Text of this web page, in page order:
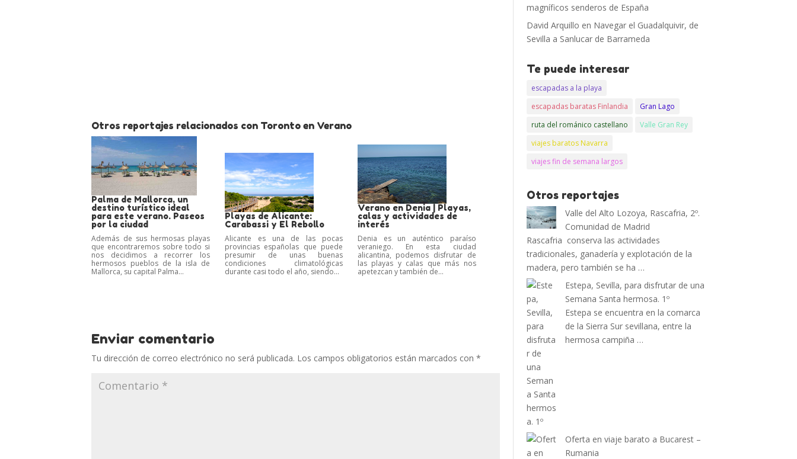
Otros reportajes relacionados con Toronto en Verano
Palma de Mallorca, un
destino turístico ideal
para este verano. Paseos
por la ciudad
Además de sus hermosas playas
que encontraremos sobre todo si
nos decidimos a recorrer los
hermosos pueblos de la isla de
Mallorca, su capital Palma...
Playas de Alicante:
Carabassi y El Rebollo
Alicante es una de las pocas
provincias españolas que puede
presumir de unas buenas
condiciones climatológicas
durante casi todo el año, siendo...
Verano en Denia | Playas,
calas y actividades de
interés
Denia es un auténtico paraíso
veraniego. En esta ciudad
alicantina, podemos disfrutar de
las playas y calas que más nos
apetezcan y también de...
Enviar comentario
Tu dirección de correo electrónico no será publicada. Los campos obligatorios están marcados con*
magníficos senderos de España
David Arquillo en Navegar el Guadalquivir, de
Sevilla a Sanlucar de Barrameda
Te puede interesar
escapadas a la playa
escapadas baratas Finlandia
Gran Lago
ruta del románico castellano
Valle Gran Rey
viajes baratos Navarra
viajes fin de semana largos
Otros reportajes
Valle del Alto Lozoya, Rascafria, 2º.
Comunidad de Madrid
Rascafria conserva las actividades
tradicionales, ganadería y explotación de la
madera, pero también se ha …
Estepa, Sevilla, para disfrutar de una
Semana Santa hermosa. 1º
Estepa se encuentra en la comarca
de la Sierra Sur sevillana, entre la
hermosa campiña …
Oferta en viaje barato a Bucarest –
Rumania